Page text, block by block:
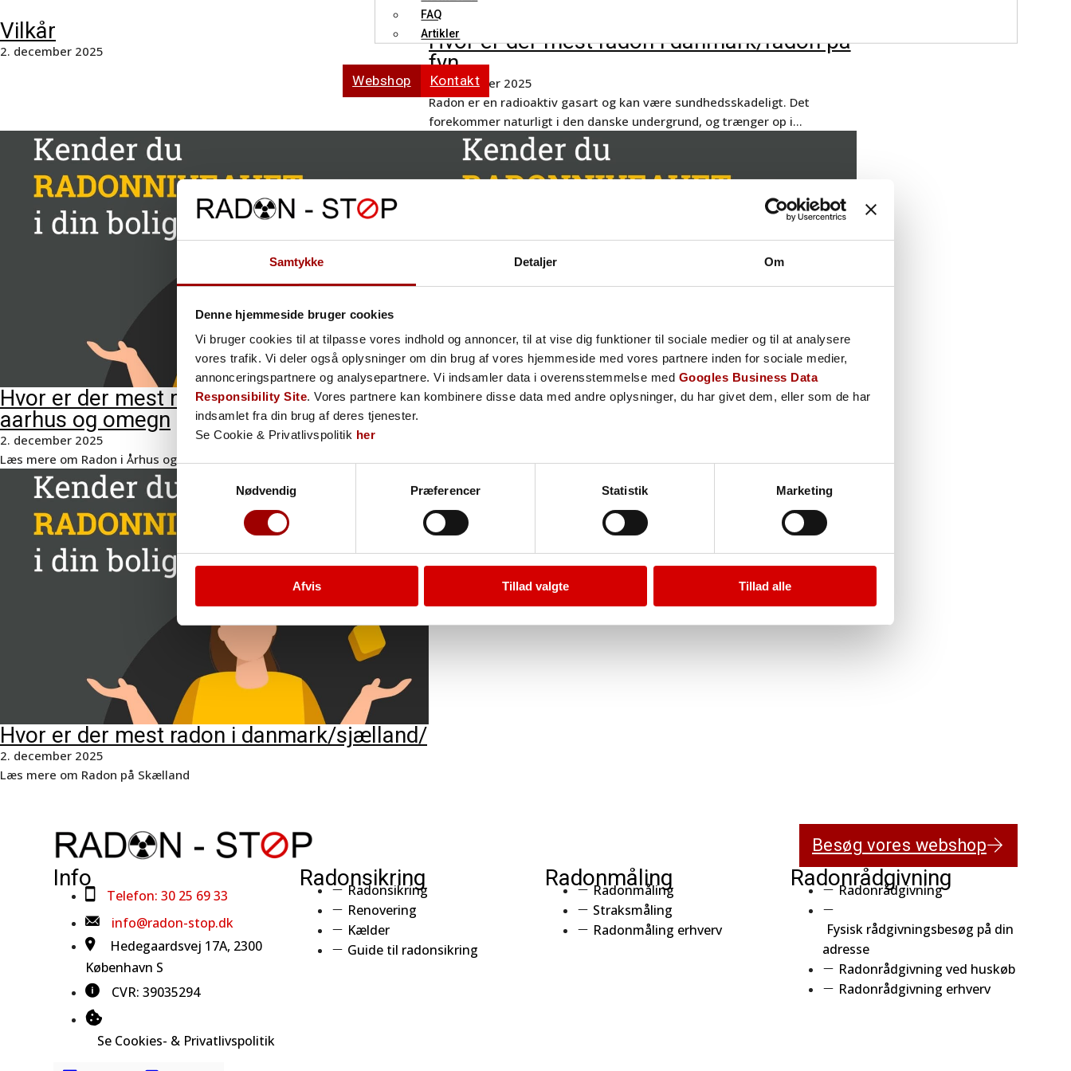
Samtykke Detaljer Om
Denne hjemmeside bruger cookies
Vi bruger cookies til at tilpasse vores indhold og annoncer, til at vise dig funktioner til sociale medier og til at analysere
vores trafik. Vi deler også oplysninger om din brug af vores hjemmeside med vores partnere inden for sociale medier,
annonceringspartnere og analysepartnere. Vi indsamler data i overensstemmelse med Googles Business Data
Responsibility Site. Vores partnere kan kombinere disse data med andre oplysninger, du har givet dem, eller som de har
indsamlet fra din brug af deres tjenester.
Se Cookie & Privatlivspolitik her
Samtykkevalg
Nødvendig
Præferencer Statistik Marketing
Afvis Tillad valgte Tillad alle
FAQ
Artikler
Webshop Kontakt
Vilkår
2. december 2025
Hvor er der mest radon i danmark/radon på
fyn
2. december 2025
Radon er en radioaktiv gasart og kan være sundhedsskadeligt. Det
forekommer naturligt i den danske undergrund, og trænger op i…
Hvor er der mest radon i danmark/radon i
aarhus og omegn
2. december 2025
Læs mere om Radon i Århus og omegn
Hvor er der mest radon i danmark/radon i
Hvor er der mest radon i danmark/sjælland/
2. december 2025
Læs mere om Radon på Skælland
Besøg vores webshop
Klik her
Info
Telefon: 30 25 69 33
info@radon-stop.dk
Hedegaardsvej 17A, 2300
København S
CVR: 39035294
Se Cookies- & Privatlivspolitik
Radonsikring
Radonsikring
Renovering
Kælder
Guide til radonsikring
Radonrådgivning
Radonrådgivning
Fysisk rådgivningsbesøg på din
adresse
Radonrådgivning ved huskøb
Radonrådgivning erhverv
Radonmåling
Radonmåling
Straksmåling
Radonmåling erhverv